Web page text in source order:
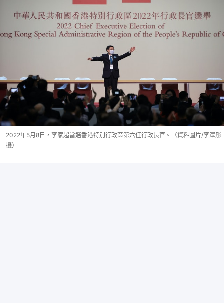
2022年5月8日，李家超當選香港特別行政區第六任行政長官。（資料圖片/李澤彤
攝）